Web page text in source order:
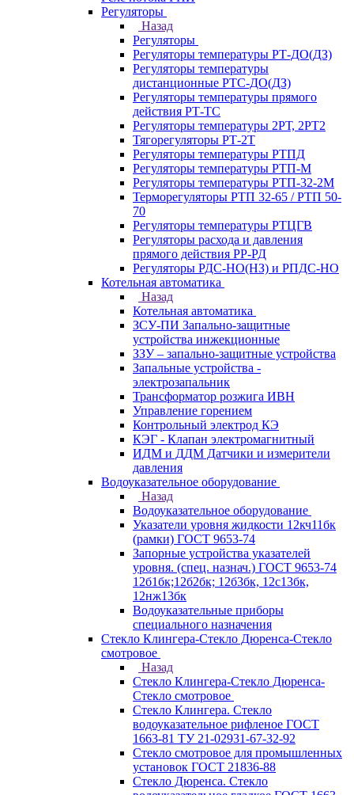
Регуляторы
Назад
Регуляторы
Регуляторы температуры РТ-ДО(ДЗ)
Регуляторы температуры
дистанционные РТС-ДО(ДЗ)
Регуляторы температуры прямого
действия РТ-ТС
Регуляторы температуры 2РТ, 2РT2
Тягорегуляторы РТ-2Т
Регуляторы температуры РТПД
Регуляторы температуры РТП-M
Регуляторы температуры РТП-32-2М
Терморегуляторы РТП 32-65 / РТП 50-
70
Регуляторы температуры РТЦГВ
Регуляторы расхода и давления
прямого действия РР-РД
Регуляторы РДС-НО(НЗ) и РПДС-НО
Котельная автоматика
Назад
Котельная автоматика
ЗСУ-ПИ Запально-защитные
устройства инжекционные
ЗЗУ – запально-защитные устройства
Запальные устройства -
электрозапальник
Трансформатор розжига ИВН
Управление горением
Контрольный электрод КЭ
КЭГ - Клапан электромагнитный
ИДМ и ДДМ Датчики и измерители
давления
Водоуказательное оборудование
Назад
Водоуказательное оборудование
Указатели уровня жидкости 12кч11бк
(рамки) ГОСТ 9653-74
Запорные устройства указателей
уровня. (спец. назнач.) ГОСТ 9653-74
12б1бк;12б2бк; 12б3бк, 12с13бк,
12нж13бк
Водоуказательные приборы
специального назначения
Стекло Клингера-Стекло Дюренса-Стекло
смотровое
Назад
Стекло Клингера-Стекло Дюренса-
Стекло смотровое
Стекло Клингера. Стекло
водоуказательное рифленое ГОСТ
1663-81 ТУ 21-02931-67-32-92
Стекло смотровое для промышленных
установок ГОСТ 21836-88
Стекло Дюренса. Стекло